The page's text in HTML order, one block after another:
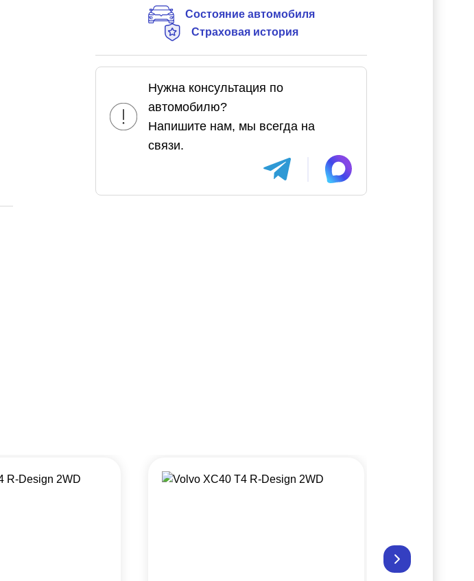
Состояние автомобиля
Страховая история
Нужна консультация по
автомобилю?
Напишите нам, мы всегда на
связи.